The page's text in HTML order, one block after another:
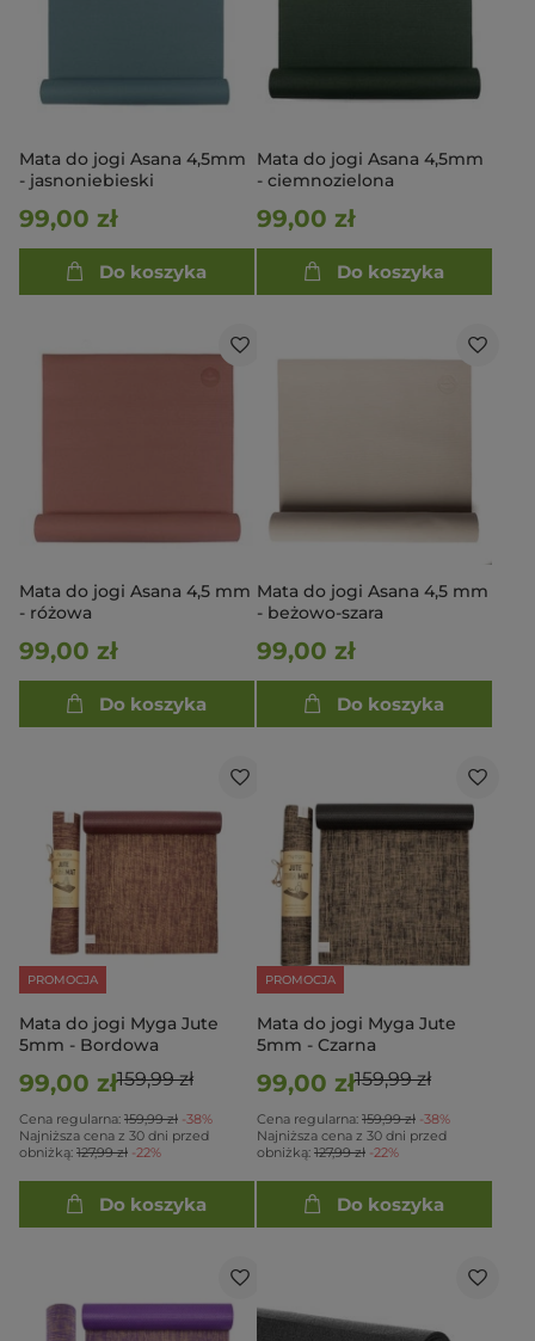
Mata do jogi Asana 4,5mm
- jasnoniebieski
99,00 zł
Do koszyka
Mata do jogi Asana 4,5mm
- ciemnozielona
99,00 zł
Do koszyka
Mata do jogi Asana 4,5 mm
- różowa
99,00 zł
Do koszyka
Mata do jogi Asana 4,5 mm
- beżowo-szara
99,00 zł
Do koszyka
PROMOCJA
Mata do jogi Myga Jute
5mm - Bordowa
99,00 zł159,99 zł
Cena regularna: 159,99 zł -38%
Najniższa cena z 30 dni przed
obniżką: 127,99 zł -22%
Do koszyka
PROMOCJA
Mata do jogi Myga Jute
5mm - Czarna
99,00 zł159,99 zł
Cena regularna: 159,99 zł -38%
Najniższa cena z 30 dni przed
obniżką: 127,99 zł -22%
Do koszyka